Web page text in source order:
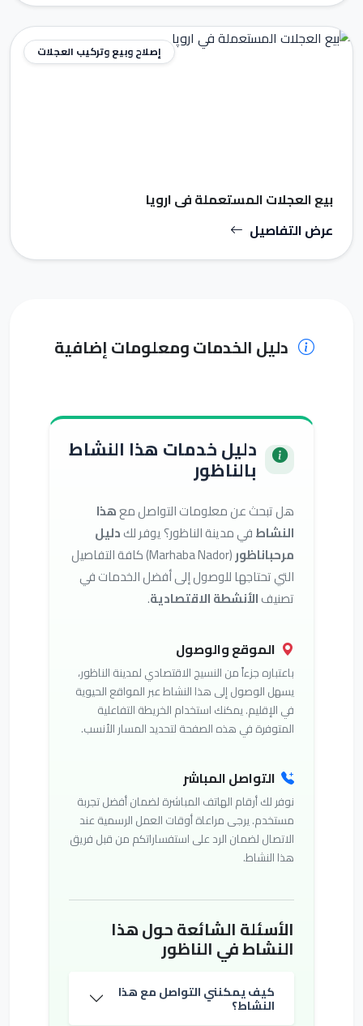
إصلاح وبيع وتركيب العجلات
بيع العجلات المستعملة في اروپا
عرض التفاصيل
دليل الخدمات ومعلومات إضافية
دليل خدمات هذا النشاط
بالناظور
هل تبحث عن معلومات التواصل معهذا
النشاطفي مدينة الناظور؟ يوفر لكدليل
مرحباناظور
(Marhaba Nador) كافة التفاصيل
التي تحتاجها للوصول إلى أفضل الخدمات في
تصنيفالأنشطة الاقتصادية.
الموقع والوصول
باعتباره جزءاً من النسيج الاقتصادي لمدينة الناظور،
يسهل الوصول إلى هذا النشاط عبر المواقع الحيوية
في الإقليم. يمكنك استخدام الخريطة التفاعلية
المتوفرة في هذه الصفحة لتحديد المسار الأنسب.
التواصل المباشر
نوفر لك أرقام الهاتف المباشرة لضمان أفضل تجربة
مستخدم. يرجى مراعاة أوقات العمل الرسمية عند
الاتصال لضمان الرد على استفساراتكم من قبل فريق
هذا النشاط.
الأسئلة الشائعة حول هذا
النشاط في الناظور
كيف يمكنني التواصل مع هذا
النشاط؟